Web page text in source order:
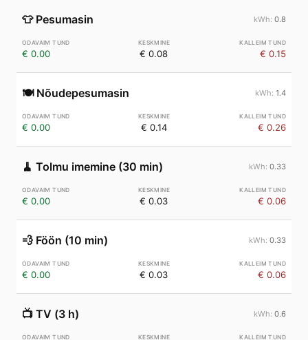
👕 Pesumasin 0.8
€ 0.00 € 0.08 € 0.15
🍽️ Nõudepesumasin 1.4
€ 0.00 € 0.14 € 0.26
🧹 Tolmu imemine (30 min) 0.33
€ 0.00 € 0.03 € 0.06
💨 Föön (10 min) 0.33
€ 0.00 € 0.03 € 0.06
📺 TV (3 h) 0.6